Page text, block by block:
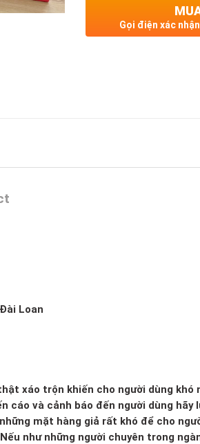
Gọi điện xác
Loan
xáo trộn khiến cho người dùng khó
cáo và cảnh báo đến người dùng hãy
mặt hàng giả rất khó để cho
như những người chuyên trong